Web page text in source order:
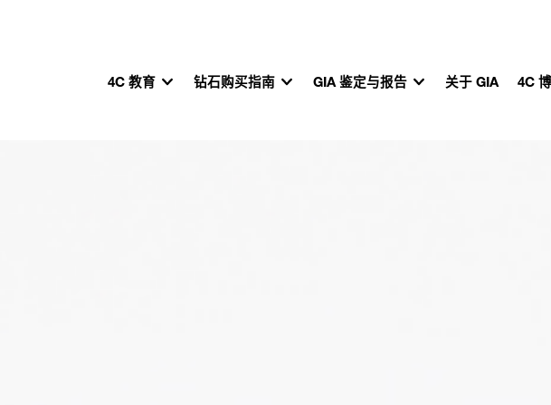
4C 教育 钻石购买指南 GIA 鉴定与报告 关于 GIA 4C